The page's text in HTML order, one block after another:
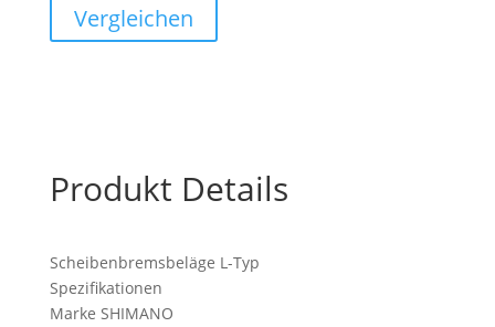
Aluträger
Menge
Vergleichen
Produkt Details
Scheibenbremsbeläge L-Typ
Spezifikationen
Marke SHIMANO